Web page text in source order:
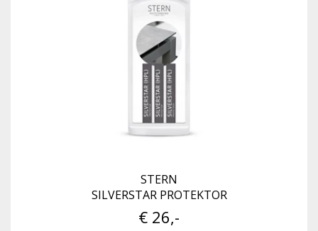
STERN
SILVERSTAR PROTEKTOR
€ 26,-